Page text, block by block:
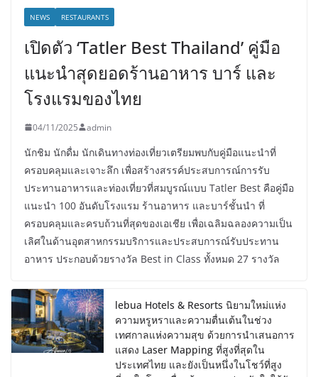
NEWS RESTAURANTS
เปิดตัว ‘Tatler Best Thailand’ คู่มือ
แนะนำสุดยอดร้านอาหาร บาร์ และ
โรงแรมของไทย
04/11/2025 admin
นักชิม นักดื่ม นักเดินทางท่องเที่ยวเตรียมพบกับคู่มือแนะนำที่
ครอบคลุมและเจาะลึก เพื่อสร้างสรรค์ประสบการณ์การรับ
ประทานอาหารและท่องเที่ยวที่สมบูรณ์แบบ Tatler Best คือคู่มือ
แนะนำ 100 อันดับโรงแรม ร้านอาหาร และบาร์ชั้นนำ ที่
ครอบคลุมและครบถ้วนที่สุดของเอเชีย เพื่อเฉลิมฉลองความเป็น
เลิศในด้านอุตสาหกรรมบริการและประสบการณ์รับประทาน
อาหาร ประกอบด้วยรางวัล Best in Class ทั้งหมด 27 รางวัล
lebua Hotels & Resorts นิยามใหม่แห่ง
ความหรูหราและความตื่นเต้นในช่วง
เทศกาลแห่งความสุข ด้วยการนำเสนอการ
แสดง Laser Mapping ที่สูงที่สุดใน
ประเทศไทย และยังเป็นหนึ่งในโชว์ที่สูง